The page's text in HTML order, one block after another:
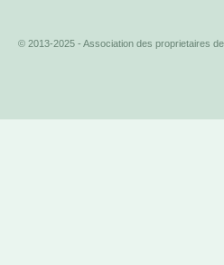
© 2013-2025 - Association des proprietaires